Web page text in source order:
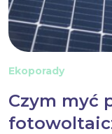
Ekoporady
Czym myć